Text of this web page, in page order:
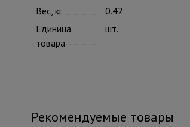
Вес, кг
0.42
Единица
товара
шт.
Рекомендуемые товары